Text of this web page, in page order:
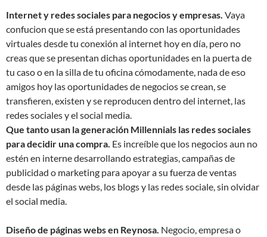
Internet y redes sociales para negocios y empresas. Vaya
confucion que se está presentando con las oportunidades
virtuales desde tu conexión al internet hoy en día, pero no
creas que se presentan dichas oportunidades en la puerta de
tu caso o en la silla de tu oficina cómodamente, nada de eso
amigos hoy las oportunidades de negocios se crean, se
transfieren, existen y se reproducen dentro del internet, las
redes sociales y el social media.
Que tanto usan la generación Millennials las redes sociales
para decidir una compra. Es increíble que los negocios aun no
estén en interne desarrollando estrategias, campañas de
publicidad o marketing para apoyar a su fuerza de ventas
desde las páginas webs, los blogs y las redes sociale, sin olvidar
el social media.
Diseño de páginas webs en Reynosa. Negocio, empresa o